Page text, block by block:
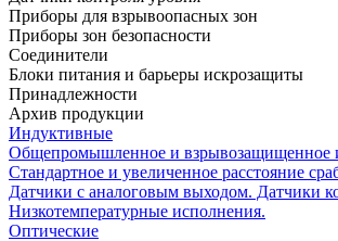
Приборы для взрывоопасных зон
Приборы зон безопасности
Соединители
Блоки питания и барьеры искрозащиты
Принадлежности
Архив продукции
Индуктивные
Общепромышленное и взрывозащищенное
Стандартное и увеличенное расстояние
Датчики с аналоговым выходом. Датчики
Низкотемпературные исполнения.
Оптические